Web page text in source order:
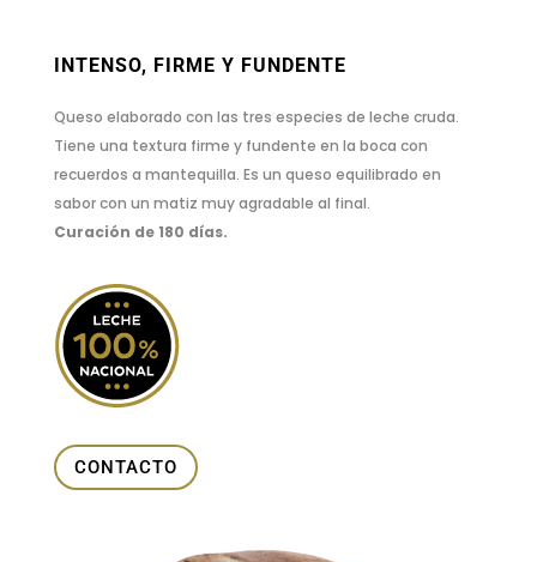
INTENSO, FIRME Y FUNDENTE
Queso elaborado con las tres especies de leche cruda.
Tiene una textura firme y fundente en la boca con
recuerdos a mantequilla. Es un queso equilibrado en
sabor con un matiz muy agradable al final.
Curación de 180 días.
CONTACTO